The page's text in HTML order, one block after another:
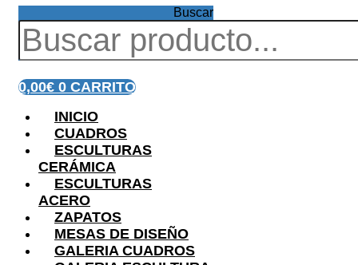
Buscar
0,00€ 0 CARRITO
INICIO
CUADROS
ESCULTURAS
CERÁMICA
ESCULTURAS
ACERO
ZAPATOS
MESAS DE DISEÑO
GALERIA CUADROS